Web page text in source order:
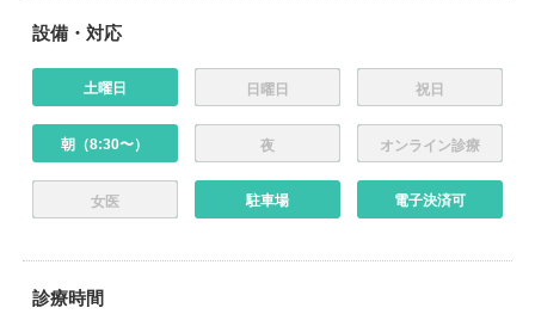
設備・対応
土曜日 日曜日 祝日
朝（8:30〜） 夜 オンライン診療
女医 駐車場 電子決済可
診療時間